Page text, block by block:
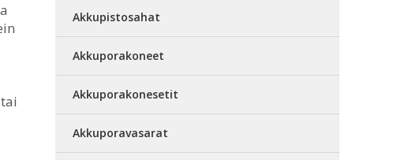
Akkupistosahat
Akkuporakoneet
Akkuporakonesetit
Akkuporavasarat